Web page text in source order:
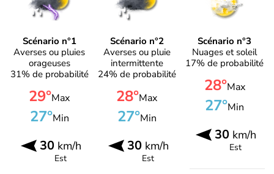
Scénario n°1
Averses ou pluies
orageuses
31% de probabilité
29°Max
27°Min
30km/h
Est
Scénario n°2
Averses ou pluie
intermittente
24% de probabilité
28°Max
27°Min
30km/h
Est
Scénario n°3
Nuages et soleil
17% de probabilité
28°Max
27°Min
30 km/h
Est